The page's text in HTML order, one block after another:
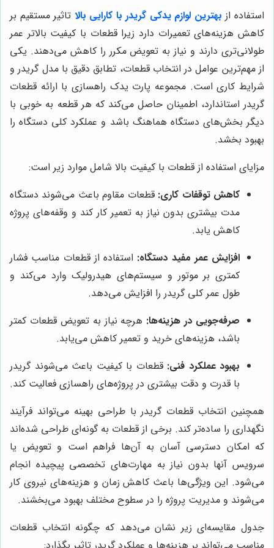
استفاده از بهترین لوازم یدکی گریدر با کارایی بالا تاثیر مستقیم بر
کاهش هزینه‌های تعمیرات دارد زیرا قطعات با کیفیت بالاتر عمر
طولانی‌تری دارند و نیاز به تعویض مکرر را کاهش می‌دهند. یکی
از مهم‌ترین عوامل در انتخاب قطعات، تطابق دقیق با مدل گریدر و
شرایط کاری است. مجموعه پارت یدک راهسازی با ارائه قطعات
گریدر استاندارد، اطمینان حاصل می‌کند که هر قطعه به خوبی با
دیگر بخش‌های دستگاه هماهنگ باشد و عملکرد کلی دستگاه را
بهبود بخشد.
مزایای استفاده از قطعات با کیفیت بالا شامل موارد زیر است:
کاهش توقفات کاری: قطعات مقاوم باعث می‌شوند دستگاه
مدت بیشتری بدون نیاز به تعمیر کار کند و وقفه‌های پروژه
کاهش یابد.
افزایش عمر مفید دستگاه: استفاده از قطعات مناسب فشار
کمتری بر موتور و سیستم‌های هیدرولیک وارد می‌کند و
طول عمر کلی گریدر را افزایش می‌دهد.
صرفه‌جویی در هزینه‌ها: هرچه نیاز به تعویض قطعات کمتر
باشد، هزینه‌های خرید و تعمیر کاهش می‌یابد.
بهبود عملکرد فنی: قطعات با کیفیت باعث می‌شوند گریدر
با قدرت و دقت بیشتری در پروژه‌های راهسازی فعالیت کند.
همچنین انتخاب قطعات گریدر با طراحی بهینه می‌تواند فرآیند
نگهداری را ساده‌تر کند. برخی از قطعات به گونه‌ای طراحی شده‌اند
که امکان دسترسی آسان به آن‌ها فراهم است و تعویض یا
سرویس آنها بدون نیاز به مهارت‌های تخصصی پیچیده انجام
می‌شود. این ویژگی‌ها باعث کاهش زمان و هزینه‌های نیروی کار
می‌شوند و مدیریت پروژه را در سطوح مختلف بهبود می‌بخشند.
جدول مقایسه‌ای زیر نشان می‌دهد که چگونه انتخاب قطعات